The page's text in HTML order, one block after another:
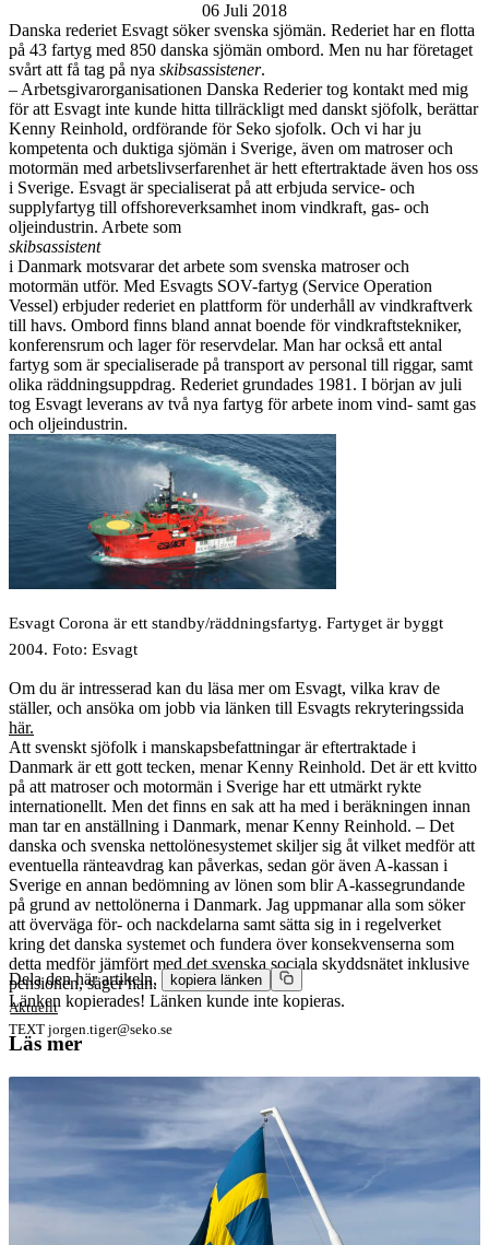
06 Juli 2018
Danska rederiet Esvagt söker svenska sjömän. Rederiet har en flotta
på 43 fartyg med 850 danska sjömän ombord. Men nu har företaget
svårt att få tag på nya skibsassistener.
– Arbetsgivarorganisationen Danska Rederier tog kontakt med mig
för att Esvagt inte kunde hitta tillräckligt med danskt sjöfolk, berättar
Kenny Reinhold, ordförande för Seko sjofolk. Och vi har ju
kompetenta och duktiga sjömän i Sverige, även om matroser och
motormän med arbetslivserfarenhet är hett eftertraktade även hos oss
i Sverige. Esvagt är specialiserat på att erbjuda service- och
supplyfartyg till offshoreverksamhet inom vindkraft, gas- och
oljeindustrin. Arbete som
skibsassistent
i Danmark motsvarar det arbete som svenska matroser och
motormän utför. Med Esvagts SOV-fartyg (Service Operation
Vessel) erbjuder rederiet en plattform för underhåll av vindkraftverk
till havs. Ombord finns bland annat boende för vindkraftstekniker,
konferensrum och lager för reservdelar. Man har också ett antal
fartyg som är specialiserade på transport av personal till riggar, samt
olika räddningsuppdrag. Rederiet grundades 1981. I början av juli
tog Esvagt leverans av två nya fartyg för arbete inom vind- samt gas
och oljeindustrin.
Esvagt Corona är ett standby/räddningsfartyg. Fartyget är byggt
2004. Foto: Esvagt
Om du är intresserad kan du läsa mer om Esvagt, vilka krav de
ställer, och ansöka om jobb via länken till Esvagts rekryteringssida
här.
Att svenskt sjöfolk i manskapsbefattningar är eftertraktade i
Danmark är ett gott tecken, menar Kenny Reinhold. Det är ett kvitto
på att matroser och motormän i Sverige har ett utmärkt rykte
internationellt. Men det finns en sak att ha med i beräkningen innan
man tar en anställning i Danmark, menar Kenny Reinhold. – Det
danska och svenska nettolönesystemet skiljer sig åt vilket medför att
eventuella ränteavdrag kan påverkas, sedan gör även A-kassan i
Sverige en annan bedömning av lönen som blir A-kassegrundande
på grund av nettolönerna i Danmark. Jag uppmanar alla som söker
att överväga för- och nackdelarna samt sätta sig in i regelverket
kring det danska systemet och fundera över konsekvenserna som
detta medför jämfört med det svenska sociala skyddsnätet inklusive
pensionen, säger han.
Aktuellt
TEXT jorgen.tiger@seko.se
Dela den här artikeln, kopiera länken
Länken kopierades! Länken kunde inte kopieras.
Läs mer